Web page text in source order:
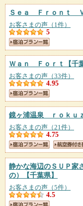
Ｓｅａ Ｆｒｏｎｔ
お客さまの声（1件）
5
Ｗａｎ Ｆｏｒｔ 【千
お客さまの声（33件）
4.95
鏡ヶ浦温泉 ｒｏｋｕ
お客さまの声（21件）
4.75
静かな海辺のＳＵＰ
の）
【千葉県】
お客さまの声（5件）
4.5